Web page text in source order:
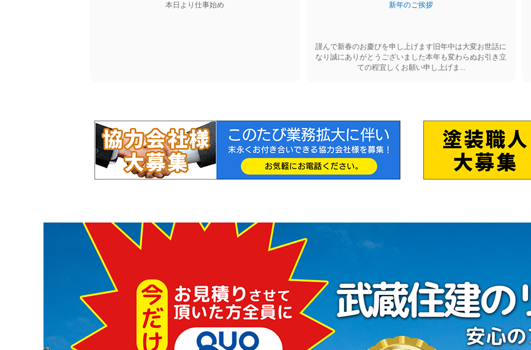
本日より仕事始め 新年のご挨拶
謹んで新春のお慶びを申し上げます旧年中は大変お世話に
なり誠にありがとうございました本年も変わらぬお引き立
ての程宜しくお願い申し上げま...